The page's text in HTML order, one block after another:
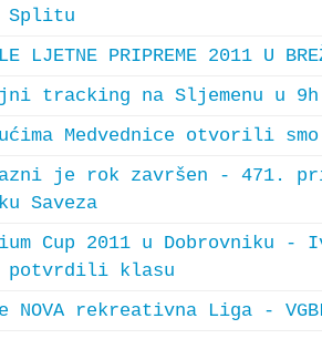
Splitu
LJETNE PRIPREME 2011 U
tracking na Sljemenu u 9h
Medvednice otvorili smo
je rok završen - 471.
Saveza
Cup 2011 u Dobrovniku -
potvrdili klasu
NOVA rekreativna Liga -